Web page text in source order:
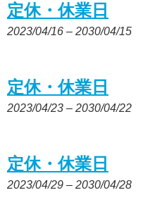
定休・休業日
2023/04/16 – 2030/04/15
定休・休業日
2023/04/23 – 2030/04/22
定休・休業日
2023/04/29 – 2030/04/28